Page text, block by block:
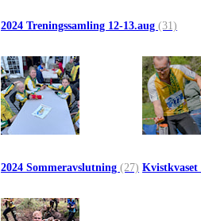
2024 Treningssamling 12-13.aug (31)
2024 Sommeravslutning (27) Kvistkvaset